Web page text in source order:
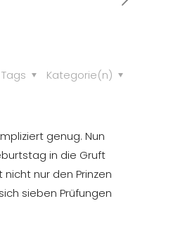
Kategorie(n)
Tags
genug. Nun
in die Gruft
nur den Prinzen
sieben Prüfungen